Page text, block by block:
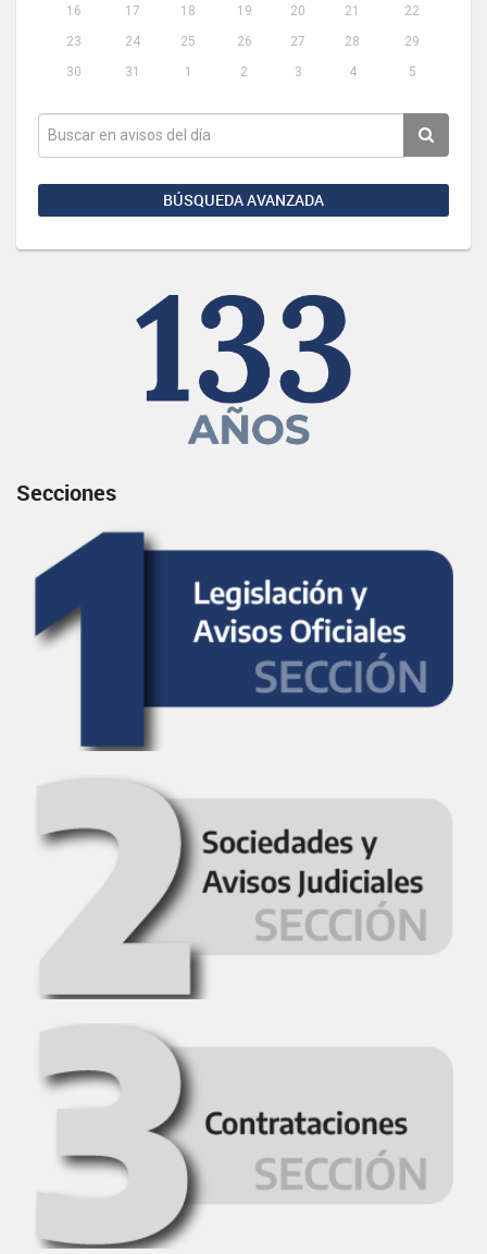
16
17 18 19 20 21
22
23
24 25 26 27 28
29
30
31 1 2 3 4 5
BÚSQUEDA AVANZADA
Secciones